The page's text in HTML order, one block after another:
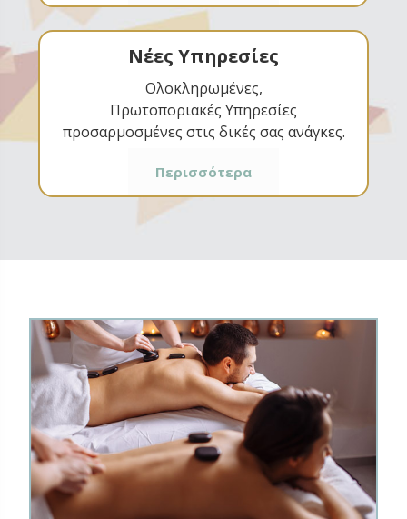
Νέες Υπηρεσίες
Ολοκληρωμένες,
Πρωτοποριακές Υπηρεσίες
προσαρμοσμένες στις δικές σας ανάγκες.
Περισσότερα